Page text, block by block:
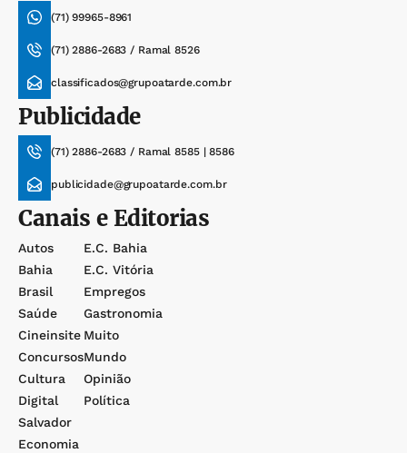
(71) 99965-8961
(71) 2886-2683 / Ramal 8526
classificados@grupoatarde.com.br
Publicidade
(71) 2886-2683 / Ramal 8585 | 8586
publicidade@grupoatarde.com.br
Canais e Editorias
Autos
Bahia
Brasil
Saúde
Cineinsite
Concursos
Cultura
Digital
Salvador
Economia
E.c. Bahia
E.c. Vitória
Empregos
Gastronomia
Muito
Mundo
Opinião
Política